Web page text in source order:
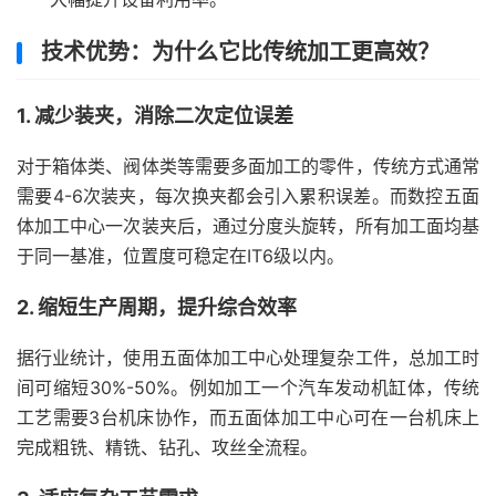
技术优势：为什么它比传统加工更高效？
1. 减少装夹，消除二次定位误差
对于箱体类、阀体类等需要多面加工的零件，传统方式通常
需要4-6次装夹，每次换夹都会引入累积误差。而数控五面
体加工中心一次装夹后，通过分度头旋转，所有加工面均基
于同一基准，位置度可稳定在IT6级以内。
2. 缩短生产周期，提升综合效率
据行业统计，使用五面体加工中心处理复杂工件，总加工时
间可缩短30%-50%。例如加工一个汽车发动机缸体，传统
工艺需要3台机床协作，而五面体加工中心可在一台机床上
完成粗铣、精铣、钻孔、攻丝全流程。